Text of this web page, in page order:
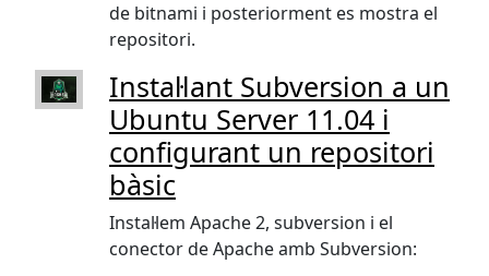
de bitnami i posteriorment es mostra el
repositori.
Instal·lant Subversion a un
Ubuntu Server 11.04 i
configurant un repositori
bàsic
Instal·lem Apache 2, subversion i el
conector de Apache amb Subversion: